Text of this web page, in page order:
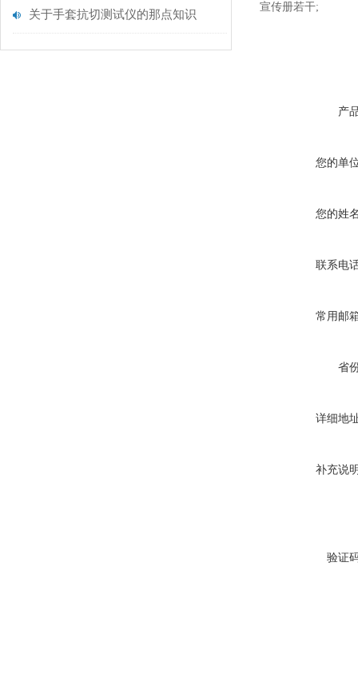
关于手套抗切测试仪的那点知识
宣传册若干;
产
您的单
您的姓
联系电
常用邮
省
详细地
补充说
验证